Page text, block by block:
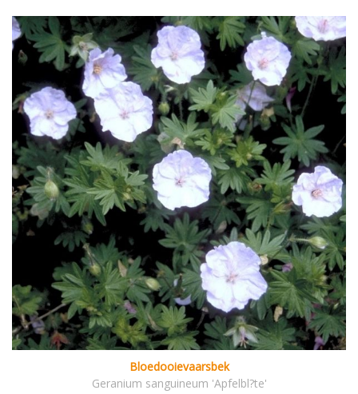
Bloedooievaarsbek
Geranium sanguineum 'Apfelbl?te'